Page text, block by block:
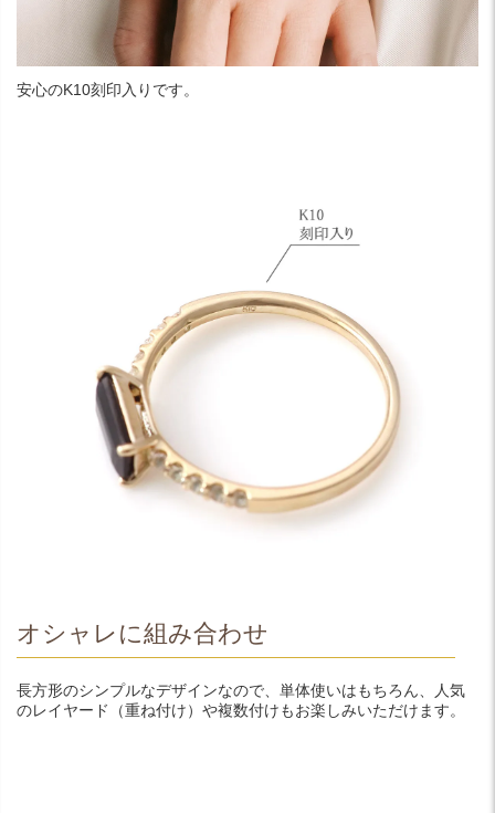
安心のK10刻印入りです。
オシャレに組み合わせ
長方形のシンプルなデザインなので、単体使いはもちろん、人気
のレイヤード（重ね付け）や複数付けもお楽しみいただけます。